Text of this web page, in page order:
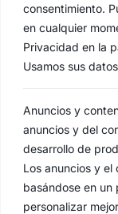
consentimiento.
en cualquier
Privacidad en la
Usamos sus
Anuncios y
anuncios y del
desarrollo de
Los anuncios y
basándose en un
personalizar